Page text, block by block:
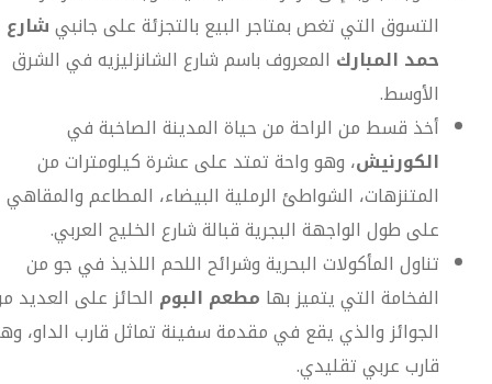
التسوق التي تغص بمتاجر البيع بالتجزئة على جانبيشارع
حمد المبارك المعروف باسم شارع الشانزليزيه في الشرق
الأوسط.
أخذ قسط من الراحة من حياة المدينة الصاخبة في
الكورنيش، وهو واحة تمتد على عشرة كيلومترات من
المتنزهات، الشواطئ الرملية البيضاء، المطاعم والمقاهي
على طول الواجهة البجرية قبالة شارع الخليج العربي.
تناول المأكولات البحرية وشرائح اللحم اللذيذ في جو من
الفخامة التي يتميز بها مطعم البوم الحائز على العديد
الجوائز والذي يقع في مقدمة سفينة تماثل قارب الداو،
قارب عربي تقليدي.